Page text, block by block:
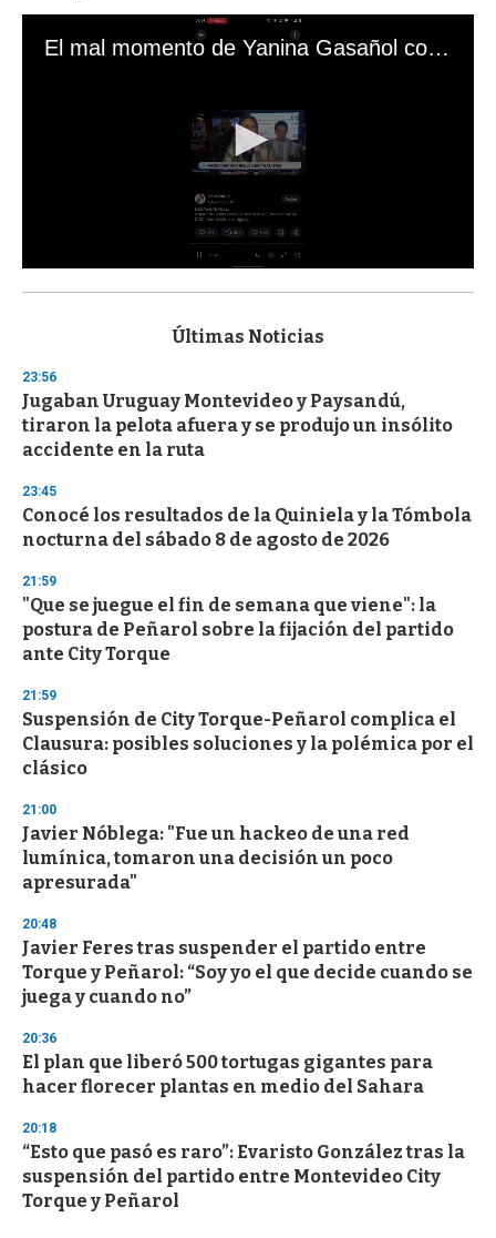
El mal momento de Yanina Gasañol con un hincha argentino en "Subrayado"
s
d
s
o
f
3
s
e
c
o
d
s
Últimas Noticias
23:56
Jugaban Uruguay Montevideo y Paysandú,
tiraron la pelota afuera y se produjo un insólito
accidente en la ruta
23:45
Conocé los resultados de la Quiniela y la Tómbola
nocturna del sábado 8 de agosto de 2026
21:59
"Que se juegue el fin de semana que viene": la
postura de Peñarol sobre la fijación del partido
ante City Torque
21:59
Suspensión de City Torque-Peñarol complica el
Clausura: posibles soluciones y la polémica por el
clásico
21:00
Javier Nóblega: "Fue un hackeo de una red
lumínica, tomaron una decisión un poco
apresurada"
20:48
Javier Feres tras suspender el partido entre
Torque y Peñarol: “Soy yo el que decide cuando se
juega y cuando no”
20:36
El plan que liberó 500 tortugas gigantes para
hacer florecer plantas en medio del Sahara
20:18
“Esto que pasó es raro”: Evaristo González tras la
suspensión del partido entre Montevideo City
Torque y Peñarol